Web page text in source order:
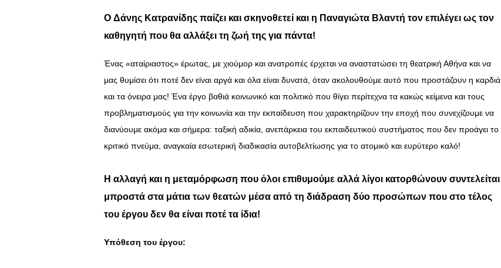
Ο Δάνης Κατρανίδης παίζει και σκηνοθετεί και η Παναγιώτα Βλαντή τον επιλέγει ως τον
καθηγητή που θα αλλάξει τη ζωή της για πάντα!
Ένας «αταίριαστος» έρωτας, με χιούμορ και ανατροπές έρχεται να αναστατώσει τη θεατρική Αθήνα και να
μας θυμίσει ότι ποτέ δεν είναι αργά και όλα είναι δυνατά, όταν ακολουθούμε αυτό που προστάζουν η καρδιά
και τα όνειρα μας! Ένα έργο βαθιά κοινωνικό και πολιτικό που θίγει περίτεχνα τα κακώς κείμενα και τους
προβληματισμούς για την κοινωνία και την εκπαίδευση που χαρακτηρίζουν την εποχή που συνεχίζουμε να
διανύουμε ακόμα και σήμερα: ταξική αδικία, ανεπάρκεια του εκπαιδευτικού συστήματος που δεν προάγει το
κριτικό πνεύμα, αναγκαία εσωτερική διαδικασία αυτοβελτίωσης για το ατομικό και ευρύτερο καλό!
Η αλλαγή και η μεταμόρφωση που όλοι επιθυμούμε αλλά λίγοι κατορθώνουν συντελείται
μπροστά στα μάτια των θεατών μέσα από τη διάδραση δύο προσώπων που στο τέλος
του έργου δεν θα είναι ποτέ τα ίδια!
Υπόθεση του έργου: